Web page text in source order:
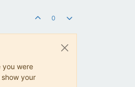
0
you were
your